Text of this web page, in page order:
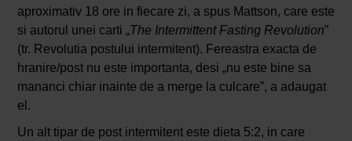
aproximativ 18 ore in fiecare zi, a spus Mattson, care este
si autorul unei carti „The Intermittent Fasting Revolution”
(tr. Revolutia postului intermitent). Fereastra exacta de
hranire/post nu este importanta, desi „nu este bine sa
mananci chiar inainte de a merge la culcare”, a adaugat
el.
Un alt tipar de post intermitent este dieta 5:2, in care